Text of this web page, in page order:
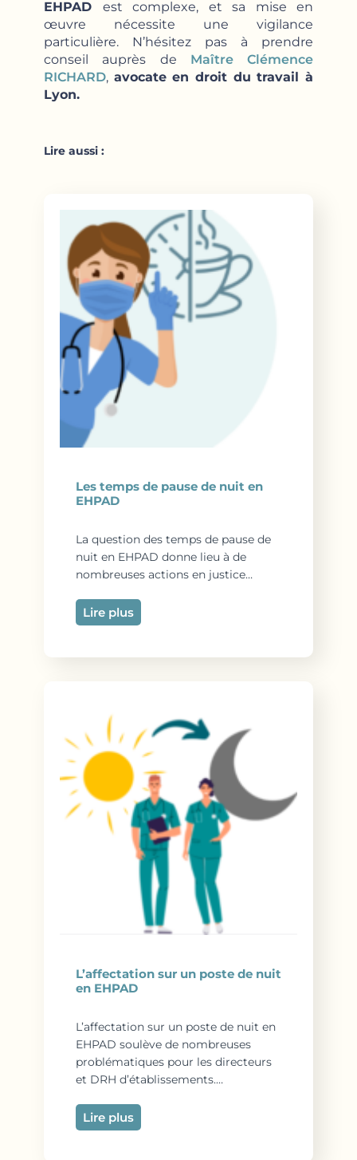
EHPAD est complexe, et sa mise en
œuvre nécessite une vigilance
particulière. N’hésitez pas à prendre
conseil auprès de Maître Clémence
RICHARD, avocate en droit du travail à
Lyon.
Lire aussi :
Les temps de pause de nuit en
EHPAD
La question des temps de pause de
nuit en EHPAD donne lieu à de
nombreuses actions en justice…
Lire plus
L’affectation sur un poste de nuit
en EHPAD
L’affectation sur un poste de nuit en
EHPAD soulève de nombreuses
problématiques pour les directeurs
et DRH d’établissements.…
Lire plus